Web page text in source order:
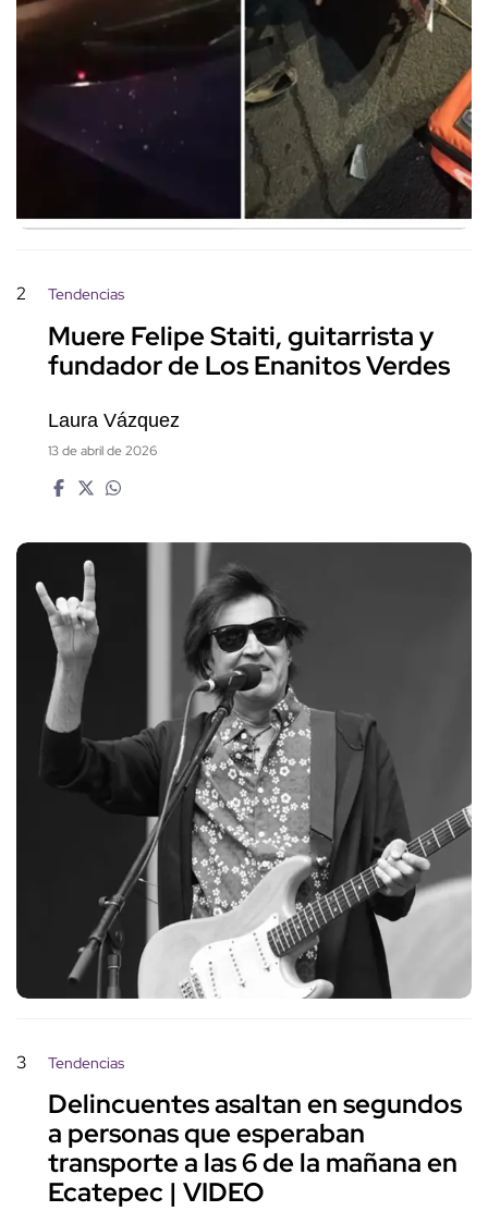
2 Tendencias
Muere Felipe Staiti, guitarrista y
fundador de Los Enanitos Verdes
Laura Vázquez
13 de abril de 2026
3 Tendencias
Delincuentes asaltan en segundos
a personas que esperaban
transporte a las 6 de la mañana en
Ecatepec | VIDEO